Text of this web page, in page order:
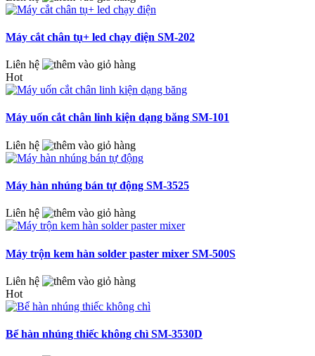
Máy cắt chân tụ+ led chạy điện SM-202
Liên hệ
Hot
Máy uốn cắt chân linh kiện dạng băng SM-101
Liên hệ
Máy hàn nhúng bán tự động SM-3525
Liên hệ
Máy trộn kem hàn solder paster mixer SM-500S
Liên hệ
Hot
Bể hàn nhúng thiếc không chì SM-3530D